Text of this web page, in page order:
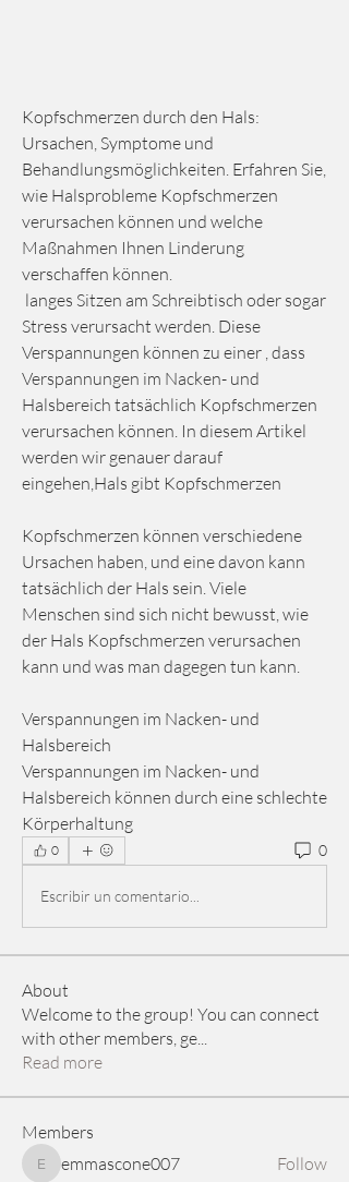
Kopfschmerzen durch den Hals:
Ursachen, Symptome und
Behandlungsmöglichkeiten. Erfahren Sie,
wie Halsprobleme Kopfschmerzen
verursachen können und welche
Maßnahmen Ihnen Linderung
verschaffen können.
Stress verursacht werden. Diese
Verspannungen können zu einer , dass
Verspannungen im Nacken- und
Halsbereich tatsächlich Kopfschmerzen
verursachen können. In diesem Artikel
werden wir genauer darauf
eingehen,Hals gibt Kopfschmerzen
Kopfschmerzen können verschiedene
Ursachen haben, und eine davon kann
tatsächlich der Hals sein. Viele
Menschen sind sich nicht bewusst, wie
der Hals Kopfschmerzen verursachen
kann und was man dagegen tun kann.
Verspannungen im Nacken- und
Halsbereich
Verspannungen im Nacken- und
Halsbereich können durch eine schlechte
Körperhaltung
0 0
Escribir un comentario...
About
Welcome to the group! You can connect
with other members, ge
Read more
Members
emmascone007
emmascone007 Follow